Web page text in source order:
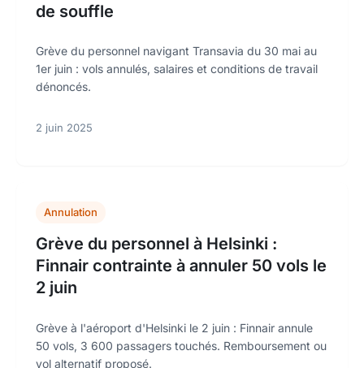
de souffle
Grève du personnel navigant Transavia du 30 mai au
1er juin : vols annulés, salaires et conditions de travail
dénoncés.
2 juin 2025
Annulation
Grève du personnel à Helsinki :
Finnair contrainte à annuler 50 vols le
2 juin
Grève à l'aéroport d'Helsinki le 2 juin : Finnair annule
50 vols, 3 600 passagers touchés. Remboursement ou
vol alternatif proposé.